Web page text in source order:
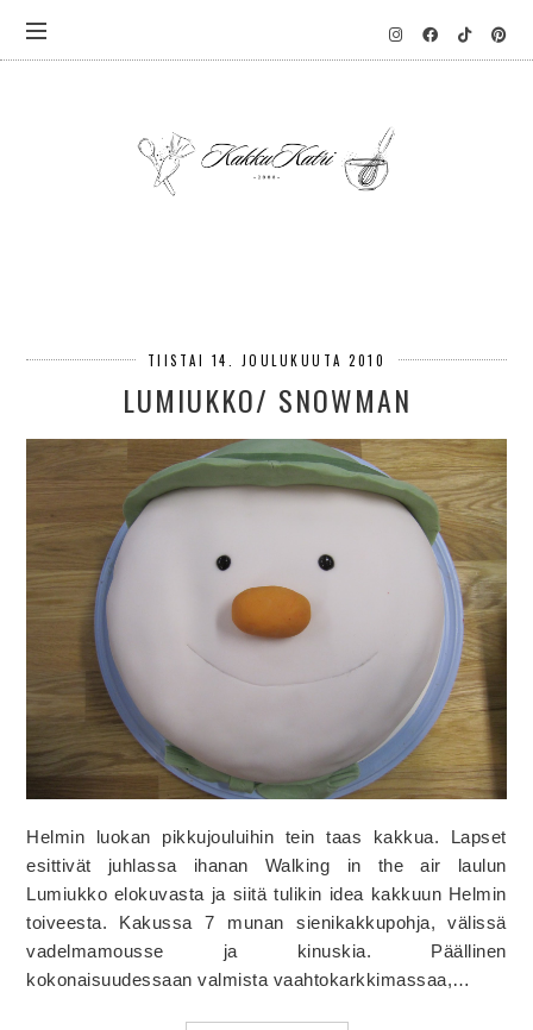
TIISTAI 14. JOULUKUUTA 2010
LUMIUKKO/ SNOWMAN
Helmin luokan pikkujouluihin tein taas kakkua. Lapset
esittivät juhlassa ihanan Walking in the air laulun
Lumiukko elokuvasta ja siitä tulikin idea kakkuun Helmin
toiveesta. Kakussa 7 munan sienikakkupohja, välissä
vadelmamousse ja kinuskia. Päällinen
kokonaisuudessaan valmista vaahtokarkkimassaa,…